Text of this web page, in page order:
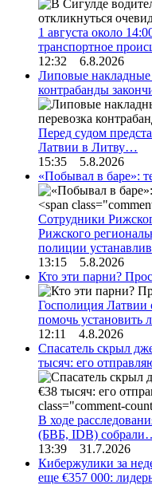
1 августа около
транспортное
12:32 6.8.2026
Липовые накладные
контрабанды
Перед судом
Латвии в Литву…
15:35 5.8.2026
«Побывал в баре»:
Сотрудники
Рижского
полиции
13:15 5.8.2026
Кто эти парни?
Госполиция Латвии
помочь установить
12:11 4.8.2026
Спасатель скрыл
тысяч: его
В ходе
(БВБ, IDB)
13:39 31.7.2026
Кибержулики за
еще €357 000: